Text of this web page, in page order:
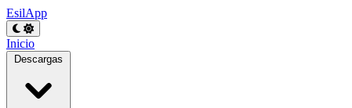
EsilApp
Inicio
Descargas